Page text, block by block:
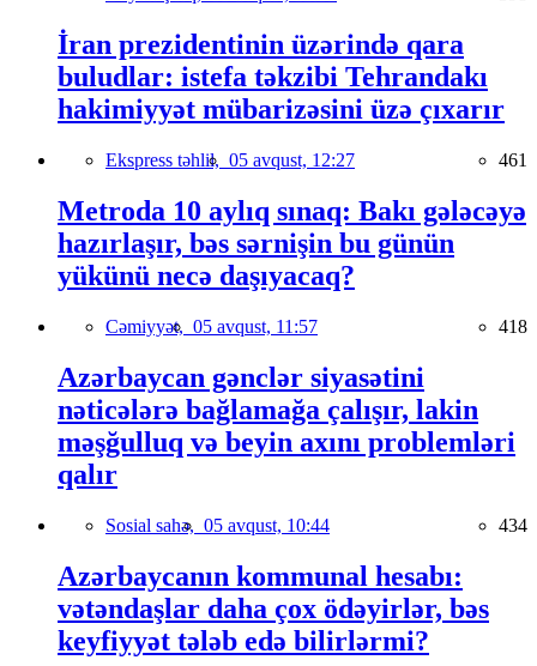
İran prezidentinin üzərində qara
buludlar: istefa təkzibi Tehrandakı
hakimiyyət mübarizəsini üzə çıxarır
Ekspress təhlil, 05 avqust, 12:27 461
Metroda 10 aylıq sınaq: Bakı gələcəyə
hazırlaşır, bəs sərnişin bu günün
yükünü necə daşıyacaq?
Cəmiyyət, 05 avqust, 11:57 418
Azərbaycan gənclər siyasətini
nəticələrə bağlamağa çalışır, lakin
məşğulluq və beyin axını problemləri
qalır
Sosial sahə, 05 avqust, 10:44 434
Azərbaycanın kommunal hesabı:
vətəndaşlar daha çox ödəyirlər, bəs
keyfiyyət tələb edə bilirlərmi?